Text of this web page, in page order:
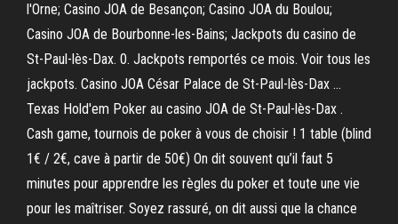
l'Orne; Casino JOA de Besançon; Casino JOA du Boulou;
Casino JOA de Bourbonne-les-Bains; Jackpots du casino de
St-Paul-lès-Dax. 0. Jackpots remportés ce mois. Voir tous les
jackpots. Casino JOA César Palace de St-Paul-lès-Dax …
Texas Hold'em Poker au casino JOA de St-Paul-lès-Dax .
Cash game, tournois de poker à vous de choisir ! 1 table (blind
1€ / 2€, cave à partir de 50€) On dit souvent qu’il faut 5
minutes pour apprendre les règles du poker et toute une vie
pour les maîtriser. Soyez rassuré, on dit aussi que la chance